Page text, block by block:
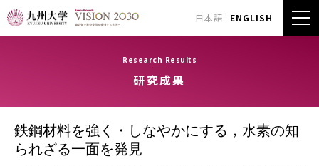
日本語 ENGLISH
Research Results
研究成果
鉄鋼材料を強く・しなやかにする，水素の知
られざる一面を発見